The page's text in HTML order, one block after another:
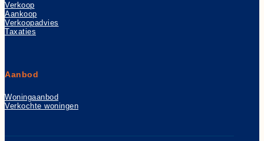
Verkoop
Aankoop
Verkoopadvies
Taxaties
Aanbod
Woningaanbod
Verkochte woningen